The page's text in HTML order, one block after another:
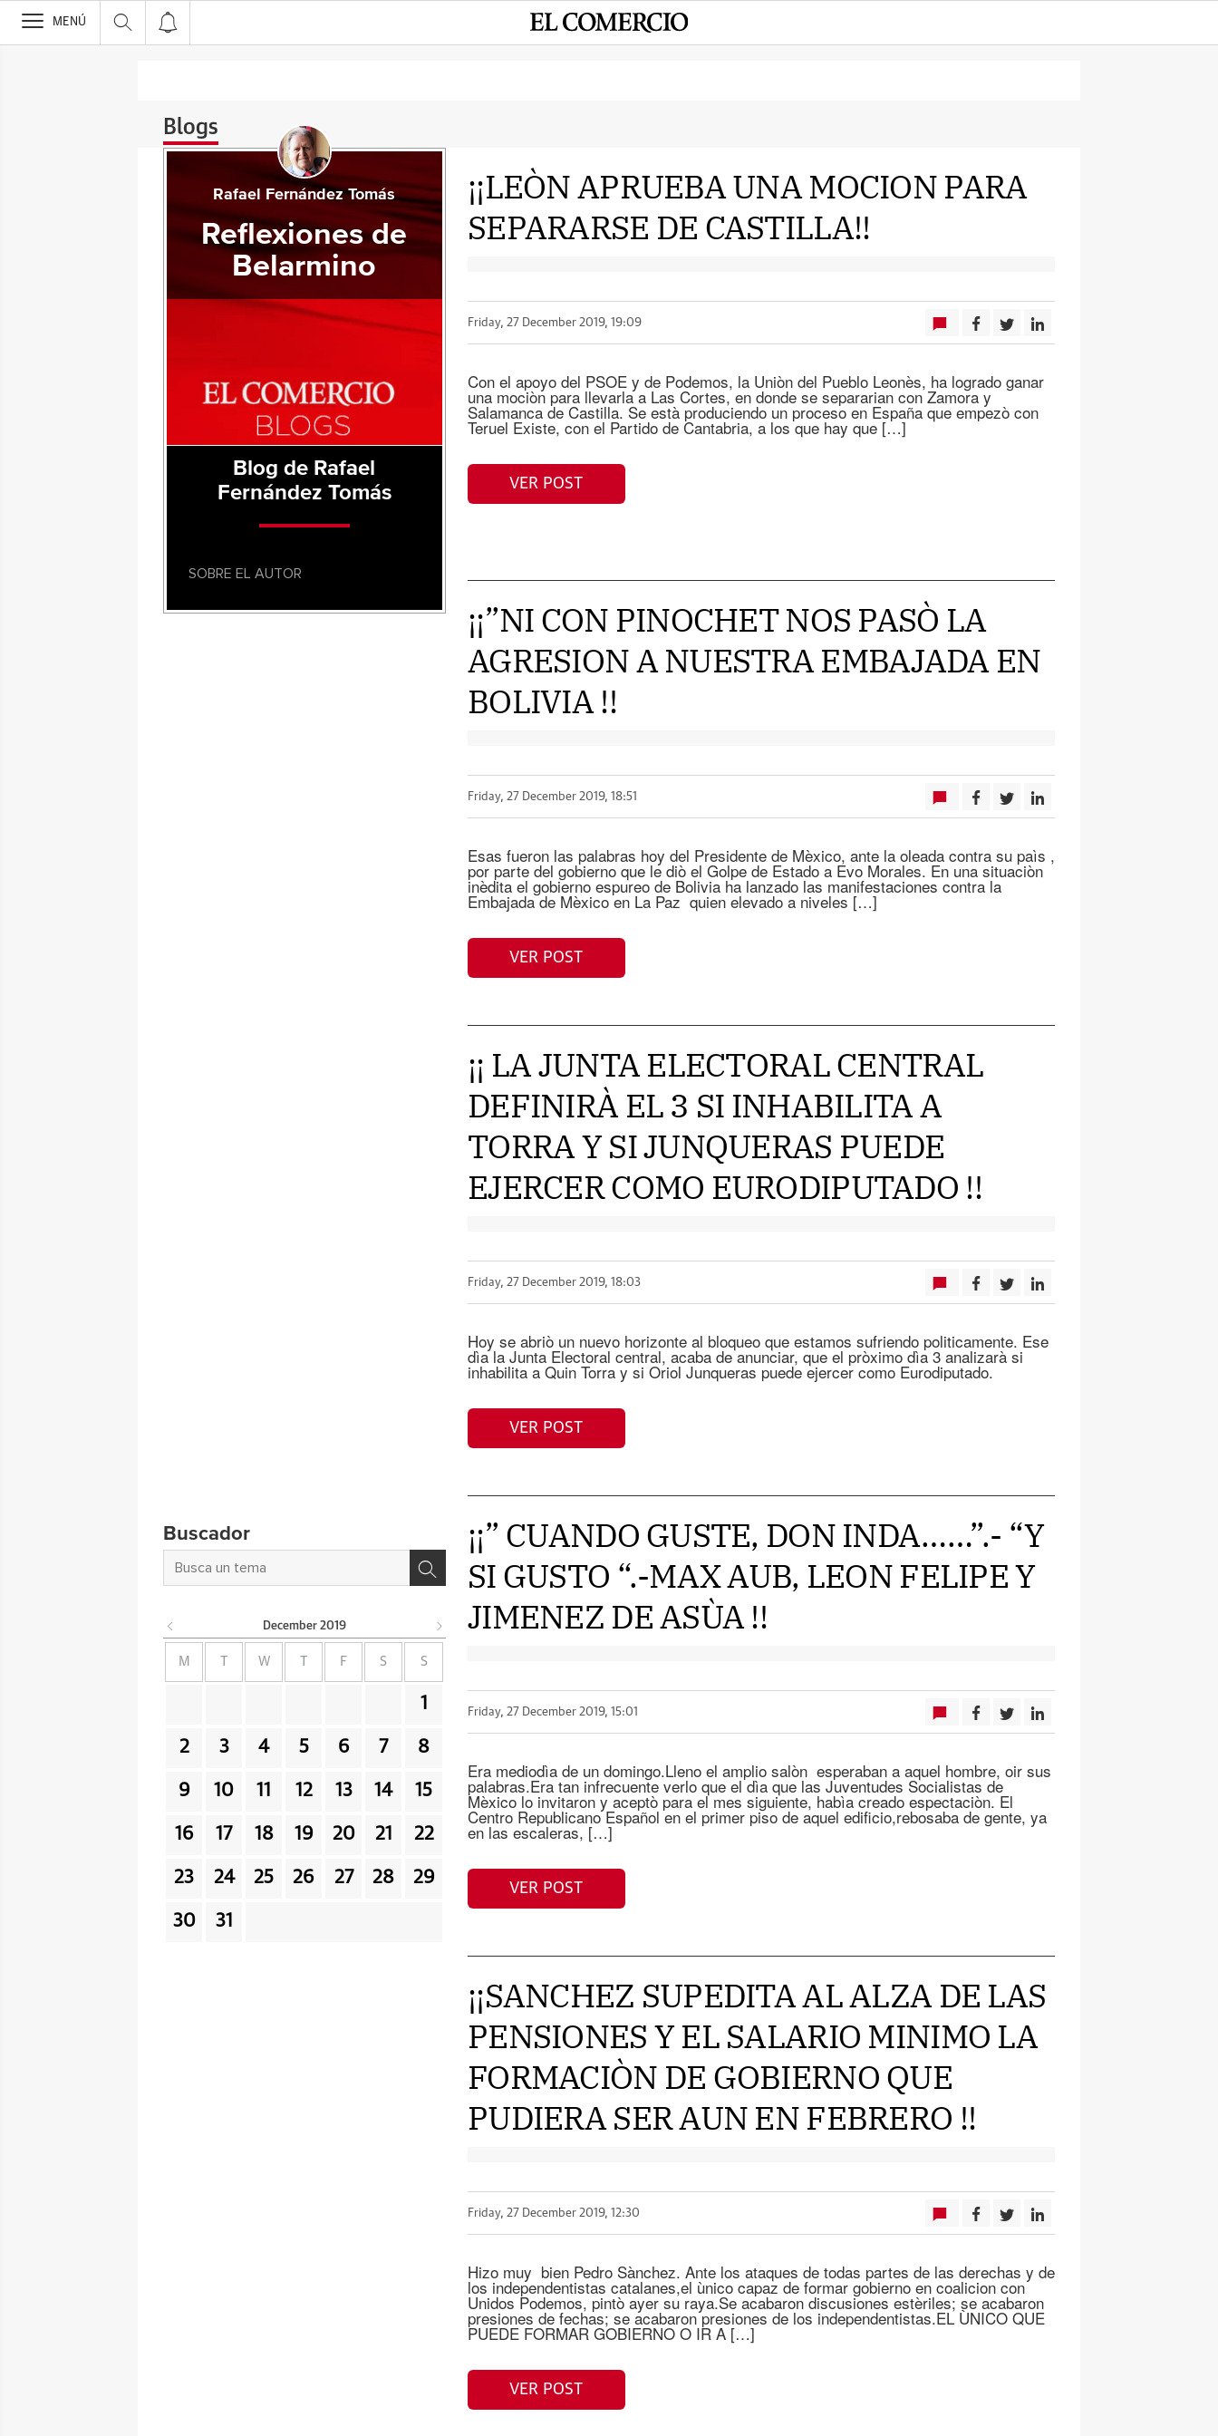
>
MENÚ
Blogs
¡¡LEÒN APRUEBA UNA MOCION PARA
SEPARARSE DE CASTILLA!!
Friday, 27 December 2019, 19:09
Con el apoyo del PSOE y de Podemos, la Uniòn del Pueblo Leonès, ha logrado ganar
una mociòn para llevarla a Las Cortes, en donde se separarian con Zamora y
Salamanca de Castilla. Se està produciendo un proceso en España que empezò con
Teruel Existe, con el Partido de Cantabria, a los que hay que […]
VER POST
¡¡”NI CON PINOCHET NOS PASÒ LA
AGRESION A NUESTRA EMBAJADA EN
BOLIVIA !!
Friday, 27 December 2019, 18:51
Esas fueron las palabras hoy del Presidente de Mèxico, ante la oleada contra su paìs ,
por parte del gobierno que le diò el Golpe de Estado a Evo Morales. En una situaciòn
inèdita el gobierno espureo de Bolivia ha lanzado las manifestaciones contra la
Embajada de Mèxico en La Paz quien elevado a niveles […]
VER POST
¡¡ LA JUNTA ELECTORAL CENTRAL
DEFINIRÀ EL 3 SI INHABILITA A
TORRA Y SI JUNQUERAS PUEDE
EJERCER COMO EURODIPUTADO !!
Friday, 27 December 2019, 18:03
Hoy se abriò un nuevo horizonte al bloqueo que estamos sufriendo politicamente. Ese
dìa la Junta Electoral central, acaba de anunciar, que el pròximo dìa 3 analizarà si
inhabilita a Quin Torra y si Oriol Junqueras puede ejercer como Eurodiputado.
VER POST
¡¡” CUANDO GUSTE, DON INDA……”.- “Y
SI GUSTO “.-MAX AUB, LEON FELIPE Y
JIMENEZ DE ASÙA !!
Friday, 27 December 2019, 15:01
Era mediodìa de un domingo.Lleno el amplio salòn esperaban a aquel hombre, oir sus
palabras.Era tan infrecuente verlo que el dìa que las Juventudes Socialistas de
Mèxico lo invitaron y aceptò para el mes siguiente, habìa creado espectaciòn. El
Centro Republicano Español en el primer piso de aquel edificio,rebosaba de gente, ya
en las escaleras, […]
VER POST
¡¡SANCHEZ SUPEDITA AL ALZA DE LAS
PENSIONES Y EL SALARIO MINIMO LA
FORMACIÒN DE GOBIERNO QUE
PUDIERA SER AUN EN FEBRERO !!
Friday, 27 December 2019, 12:30
Hizo muy bien Pedro Sànchez. Ante los ataques de todas partes de las derechas y de
los independentistas catalanes,el ùnico capaz de formar gobierno en coalicion con
Unidos Podemos, pintò ayer su raya.Se acabaron discusiones estèriles; se acabaron
presiones de fechas; se acabaron presiones de los independentistas.EL ÙNICO QUE
PUEDE FORMAR GOBIERNO O IR A […]
VER POST
Rafael Fernández Tomás
Reflexiones de
Belarmino
Blog de Rafael
Fernández Tomás
SOBRE EL AUTOR
Buscador
December 2019
M W F S S
1
2 3 4 5 6 7 8
9 10 11 12 13 14 15
16 17 18 19 20 21 22
23 24 25 26 27 28 29
30 31